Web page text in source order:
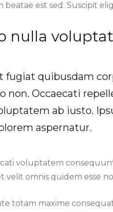
beatae est sed. Suscipit
nulla
fugiat quibusdam
non. Occaecati
ab iusto.
aspernatur.
voluptatem
velit omnis quidem esse
totam maxime